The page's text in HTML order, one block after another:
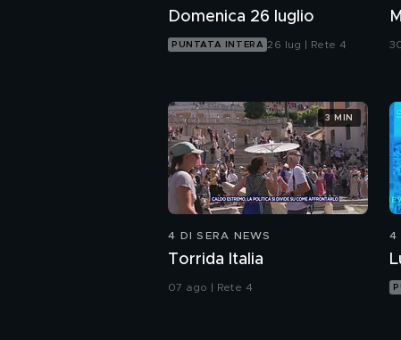
Domenica 26 luglio
PUNTATA INTERA 26 lug | Rete 4
4 DI SERA NEWS
Torrida Italia
07 ago | Rete 4
3 MIN
4